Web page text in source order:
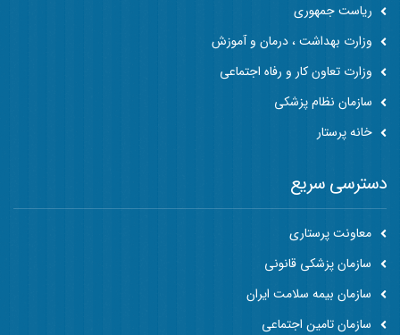
ریاست جمهوری
وزارت بهداشت ، درمان و آموزش
وزارت تعاون کار و رفاه اجتماعی
سازمان نظام پزشکی
خانه پرستار
دسترسی سریع
معاونت پرستاری
سازمان پزشکی قانونی
سازمان بیمه سلامت ایران
سازمان تامین اجتماعی